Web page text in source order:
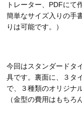
トレーター、PDFにて
簡単なサイズ入りの手
りは可能です。）
今回はスタンダードタ
具です。裏面に、３タ
で、３種類のオリジナ
（金型の費用はもちろ